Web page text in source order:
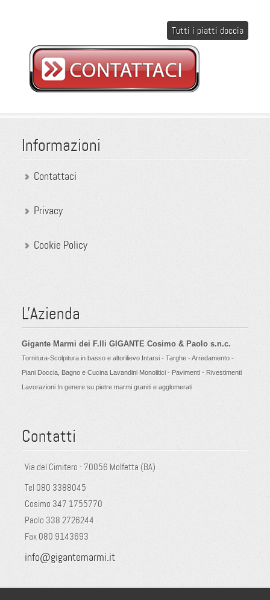
Tutti i piatti doccia
Informazioni
Contattaci
Privacy
Cookie Policy
L'Azienda
Gigante Marmi dei F.lli GIGANTE Cosimo & Paolo s.n.c.
Tornitura-Scolpitura in basso e altorilievo Intarsi - Targhe - Arredamento -
Piani Doccia, Bagno e Cucina Lavandini Monolitici - Pavimenti - Rivestimenti
Lavorazioni In genere su pietre marmi graniti e agglomerati
Contatti
Via del Cimitero - 70056 Molfetta (BA)
Tel 080 3388045
Cosimo 347 1755770
Paolo 338 2726244
Fax 080 9143693
info@gigantemarmi.it